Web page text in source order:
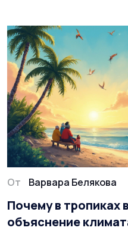
От Варвара Белякова
Почему в тропиках
объяснение